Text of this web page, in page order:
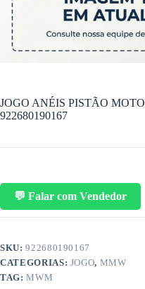
JOGO ANÉIS PISTÃO
922680190167
💬 Falar com Vendedor
SKU:922680190167
CATEGORIAS: JOGO, MMW
TAG:MWM